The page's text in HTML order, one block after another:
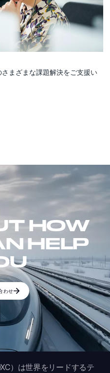
まざまな課題解決をご支援い
HOW
HELP
わせ
）は世界をリードするテ